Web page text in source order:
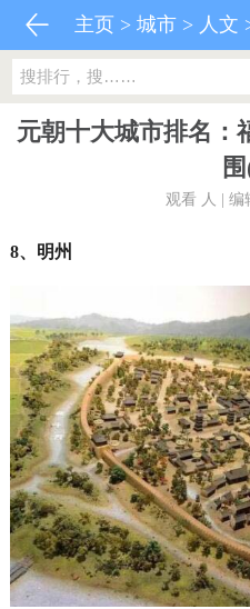
主页 >城市 > 人文
元朝十大城市排名：
观看 人 | 编
8、明州